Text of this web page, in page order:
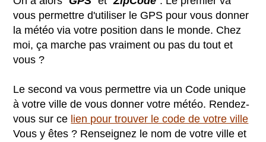
vous permettre d'utiliser le GPS pour vous donner
la météo via votre position dans le monde. Chez
moi, ça marche pas vraiment ou pas du tout et
vous ?
Le second va vous permettre via un Code unique
à votre ville de vous donner votre météo. Rendez-
vous sur ce lien pour trouver le code de votre ville
Vous y êtes ? Renseignez le nom de votre ville et